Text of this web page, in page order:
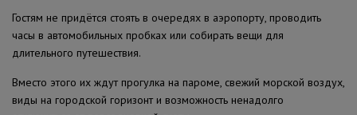
Гостям не придётся стоять в очередях в аэропорту, проводить
часы в автомобильных пробках или собирать вещи для
длительного путешествия.
Вместо этого их ждут прогулка на пароме, свежий морской воздух,
виды на городской горизонт и возможность ненадолго